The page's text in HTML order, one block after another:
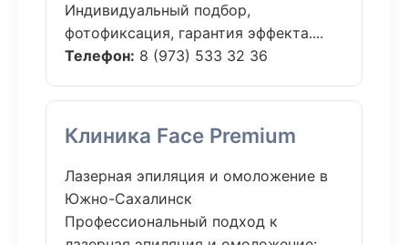
Индивидуальный подбор,
фотофиксация, гарантия эффекта....
Телефон: 8 (973) 533 32 36
Клиника Face Premium
Лазерная эпиляция и омоложение в
Южно-Сахалинск
Профессиональный подход к